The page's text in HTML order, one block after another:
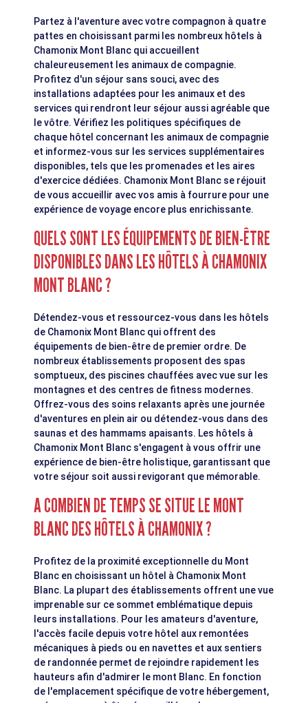
Partez à l'aventure avec votre compagnon à quatre
pattes en choisissant parmi les nombreux hôtels à
Chamonix Mont Blanc qui accueillent
chaleureusement les animaux de compagnie.
Profitez d'un séjour sans souci, avec des
installations adaptées pour les animaux et des
services qui rendront leur séjour aussi agréable que
le vôtre. Vérifiez les politiques spécifiques de
chaque hôtel concernant les animaux de compagnie
et informez-vous sur les services supplémentaires
disponibles, tels que les promenades et les aires
d'exercice dédiées. Chamonix Mont Blanc se réjouit
de vous accueillir avec vos amis à fourrure pour une
expérience de voyage encore plus enrichissante.
QUELS SONT LES ÉQUIPEMENTS DE BIEN-ÊTRE
DISPONIBLES DANS LES HÔTELS À CHAMONIX
MONT BLANC ?
Détendez-vous et ressourcez-vous dans les hôtels
de Chamonix Mont Blanc qui offrent des
équipements de bien-être de premier ordre. De
nombreux établissements proposent des spas
somptueux, des piscines chauffées avec vue sur les
montagnes et des centres de fitness modernes.
Offrez-vous des soins relaxants après une journée
d'aventures en plein air ou détendez-vous dans des
saunas et des hammams apaisants. Les hôtels à
Chamonix Mont Blanc s'engagent à vous offrir une
expérience de bien-être holistique, garantissant que
votre séjour soit aussi revigorant que mémorable.
A COMBIEN DE TEMPS SE SITUE LE MONT
BLANC DES HÔTELS À CHAMONIX ?
Profitez de la proximité exceptionnelle du Mont
Blanc en choisissant un hôtel à Chamonix Mont
Blanc. La plupart des établissements offrent une vue
imprenable sur ce sommet emblématique depuis
leurs installations. Pour les amateurs d'aventure,
l'accès facile depuis votre hôtel aux remontées
mécaniques à pieds ou en navettes et aux sentiers
de randonnée permet de rejoindre rapidement les
hauteurs afin d'admirer le mont Blanc. En fonction
de l'emplacement spécifique de votre hébergement,